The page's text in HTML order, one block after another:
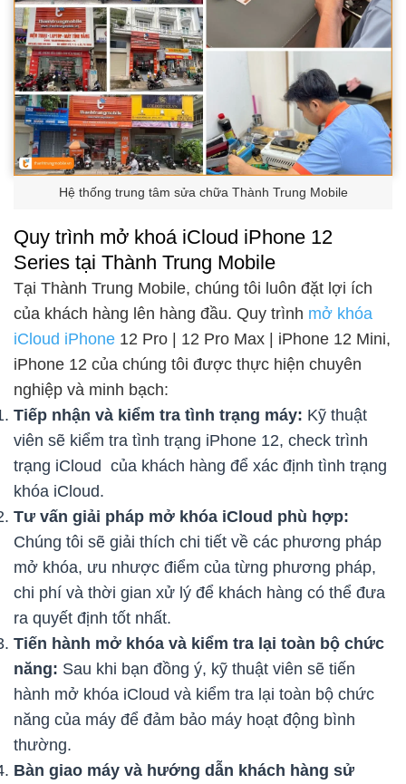
Hệ thống trung tâm sửa chữa Thành Trung Mobile
Quy trình mở khoá iCloud iPhone 12
Series tại Thành Trung Mobile
Tại Thành Trung Mobile, chúng tôi luôn đặt lợi ích
của khách hàng lên hàng đầu. Quy trình mở khóa
iCloud iPhone 12 Pro | 12 Pro Max | iPhone 12 Mini,
iPhone 12 của chúng tôi được thực hiện chuyên
nghiệp và minh bạch:
Tiếp nhận và kiểm tra tình trạng máy: Kỹ thuật
viên sẽ kiểm tra tình trạng iPhone 12, check trình
trạng iCloud của khách hàng để xác định tình trạng
khóa iCloud.
Tư vấn giải pháp mở khóa iCloud phù hợp:
Chúng tôi sẽ giải thích chi tiết về các phương pháp
mở khóa, ưu nhược điểm của từng phương pháp,
chi phí và thời gian xử lý để khách hàng có thể đưa
ra quyết định tốt nhất.
Tiến hành mở khóa và kiểm tra lại toàn bộ chức
năng: Sau khi bạn đồng ý, kỹ thuật viên sẽ tiến
hành mở khóa iCloud và kiểm tra lại toàn bộ chức
năng của máy để đảm bảo máy hoạt động bình
thường.
Bàn giao máy và hướng dẫn khách hàng sử